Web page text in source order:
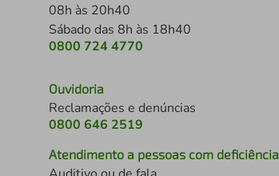
08h às 20h40
Sábado das 8h às 18h40
0800 724 4770
Ouvidoria
Reclamações e denúncias
0800 646 2519
Atendimento a pessoas com deficiência